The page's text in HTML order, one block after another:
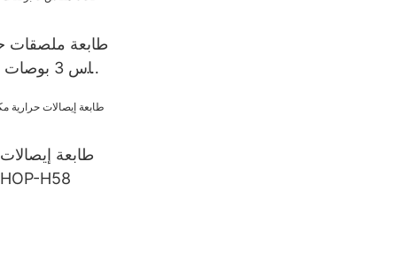
طابعة ملصقات
طابعة
مقاس 58 مم HOP-H58